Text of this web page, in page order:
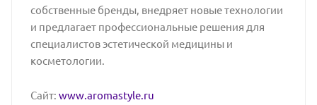
собственные бренды, внедряет новые технологии
и предлагает профессиональные решения для
специалистов эстетической медицины и
косметологии.
Сайт: www.aromastyle.ru